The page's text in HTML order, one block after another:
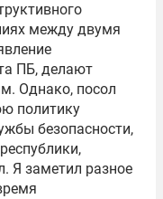
между двумя
ПБ, делают
Однако, посол
политику
безопасности,
Я заметил разное